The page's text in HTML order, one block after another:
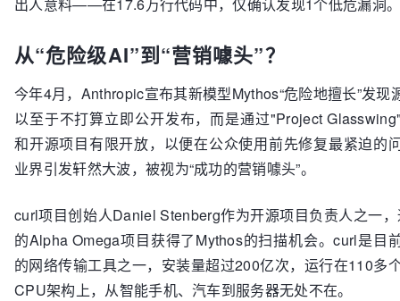
从“危险级AI”到“营销噱头”？
今年4月，Anthropic宣布其新模型Mythos“危险地擅长”发现
以至于不打算立即公开发布，而是通过"Project
和开源项目有限开放，以便在公众使用前先修复最紧迫的
业界引发轩然大波，被视为“成功的营销噱头”。
curl项目创始人Daniel Stenberg作为开源项目负责人之一
的Alpha Omega项目获得了Mythos的扫描机会。curl是目
的网络传输工具之一，安装量超过200亿次，运行在110多
CPU架构上，从智能手机、汽车到服务器无处不在。